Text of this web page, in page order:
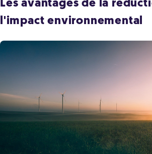
Les avantages de la
l'impact environnemental